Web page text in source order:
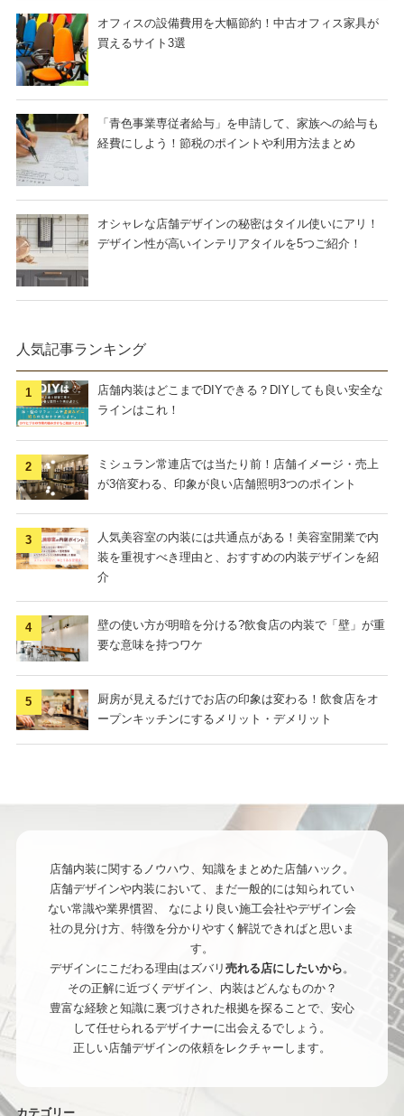
オフィスの設備費用を大幅節約！中古オフィス家具が
買えるサイト3選
「青色事業専従者給与」を申請して、家族への給与も
経費にしよう！節税のポイントや利用方法まとめ
オシャレな店舗デザインの秘密はタイル使いにアリ！
デザイン性が高いインテリアタイルを5つご紹介！
人気記事ランキング
店舗内装はどこまでDIYできる？DIYしても良い安全な
ラインはこれ！
ミシュラン常連店では当たり前！店舗イメージ・売上
が3倍変わる、印象が良い店舗照明3つのポイント
人気美容室の内装には共通点がある！美容室開業で内
装を重視すべき理由と、おすすめの内装デザインを紹
介
壁の使い方が明暗を分ける?飲食店の内装で「壁」が重
要な意味を持つワケ
厨房が見えるだけでお店の印象は変わる！飲食店をオ
ープンキッチンにするメリット・デメリット
店舗内装に関するノウハウ、知識をまとめた店舗ハック。
店舗デザインや内装において、まだ一般的には知られてい
ない常識や業界慣習、
なにより良い施工会社やデザイン会
社の見分け方、特徴を分かりやすく解説できればと思いま
す。
デザインにこだわる理由はズバリ 売れる店にしたいから。
その正解に近づくデザイン、内装はどんなものか？
豊富な経験と知識に裏づけされた根拠を探ることで、安心
して任せられるデザイナーに出会えるでしょう。
正しい店舗デザインの依頼をレクチャーします。
カテゴリー